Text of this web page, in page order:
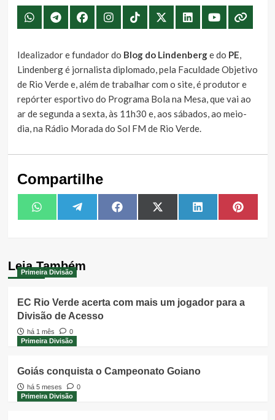
Idealizador e fundador do Blog do Lindenberge do PE,
Lindenberg é jornalista diplomado, pela Faculdade Objetivo
de Rio Verde e, além de trabalhar com o site, é produtor e
repórter esportivo do Programa Bola na Mesa, que vai ao
ar de segunda a sexta, às 11h30 e, aos sábados, ao meio-
dia, na Rádio Morada do Sol FM de Rio Verde.
Compartilhe
Share
on
WhatsAppShare
on
TelegramShare
on
FacebookShare
on
X
(Twitter)
Share
on
LinkedIn Share
on
Leia Também
Primeira Divisão
EC Rio Verde acerta com mais um jogador para a
Divisão de Acesso
há 1 mês
0
Primeira Divisão
Goiás conquista o Campeonato Goiano
há 5 meses
0
Primeira Divisão